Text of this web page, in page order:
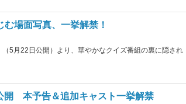
む場面写真、一挙解禁！
5月22日公開）より、華やかなクイズ番組の裏に隠され
開 本予告＆追加キャスト一挙解禁